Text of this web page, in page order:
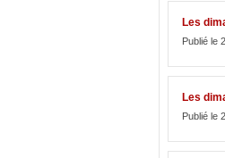
Les
Publié le
Les
Publié le